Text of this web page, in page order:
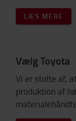
LÆS MERE
Vælg Toyota
Vi er stolte af,
produktion af